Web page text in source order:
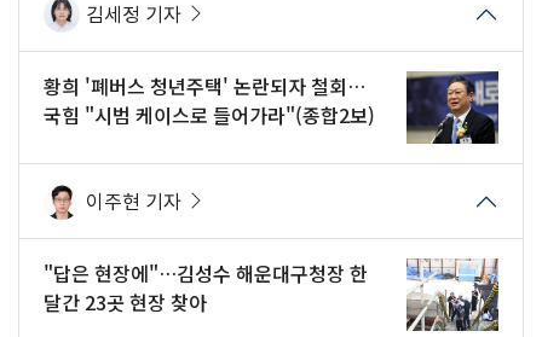
김세정 기자
황희 '폐버스 청년주택' 논란되자 철회…
국힘 "시범 케이스로 들어가라"(종합2보)
이주현 기자
"답은 현장에"…김성수 해운대구청장 한
달간 23곳 현장 찾아